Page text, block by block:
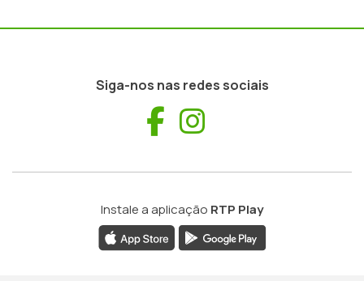
Siga-nos nas redes sociais
Facebook
Instale a aplicação RTP Play